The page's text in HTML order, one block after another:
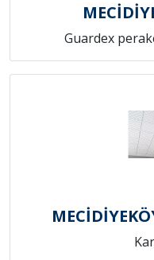
Guardex